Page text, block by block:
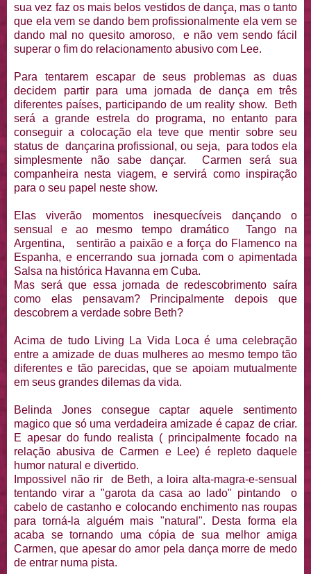
sua vez faz os mais belos vestidos de dança, mas o tanto
que ela vem se dando bem profissionalmente ela vem se
dando mal no quesito amoroso, e não vem sendo fácil
superar o fim do relacionamento abusivo com Lee.
Para tentarem escapar de seus problemas as duas
decidem partir para uma jornada de dança em três
diferentes países, participando de um reality show. Beth
será a grande estrela do programa, no entanto para
conseguir a colocação ela teve que mentir sobre seu
status de dançarina profissional, ou seja, para todos ela
simplesmente não sabe dançar. Carmen será sua
companheira nesta viagem, e servirá como inspiração
para o seu papel neste show.
Elas viverão momentos inesquecíveis dançando o
sensual e ao mesmo tempo dramático Tango na
Argentina, sentirão a paixão e a força do Flamenco na
Espanha, e encerrando sua jornada com o apimentada
Salsa na histórica Havanna em Cuba.
Mas será que essa jornada de redescobrimento saíra
como elas pensavam? Principalmente depois que
descobrem a verdade sobre Beth?
Acima de tudo Living La Vida Loca é uma celebração
entre a amizade de duas mulheres ao mesmo tempo tão
diferentes e tão parecidas, que se apoiam mutualmente
em seus grandes dilemas da vida.
Belinda Jones consegue captar aquele sentimento
magico que só uma verdadeira amizade é capaz de criar.
E apesar do fundo realista ( principalmente focado na
relação abusiva de Carmen e Lee) é repleto daquele
humor natural e divertido.
Impossivel não rir de Beth, a loira alta-magra-e-sensual
tentando virar a "garota da casa ao lado" pintando o
cabelo de castanho e colocando enchimento nas roupas
para torná-la alguém mais "natural". Desta forma ela
acaba se tornando uma cópia de sua melhor amiga
Carmen, que apesar do amor pela dança morre de medo
de entrar numa pista.